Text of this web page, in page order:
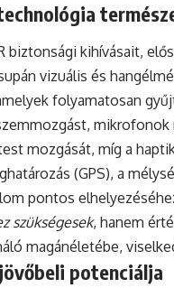
biztonsági kihívásait,
vizuális és
folyamatosan
mozgását, míg a
(GPS), a
pontos
szükségesek, hanem
magánéletébe,
potenciálja